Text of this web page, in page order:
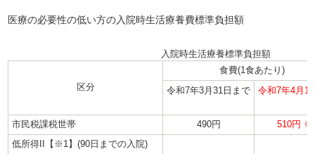
医療の必要性の低い方の入院時生活療養費標準負担額
入院時生活療養標準負担額
区分
食費(1食あたり)
令和7年3月31日まで 令和7年4月1
市民税課税世帯 490円
510円
低所得II【※1】(90日までの入院)